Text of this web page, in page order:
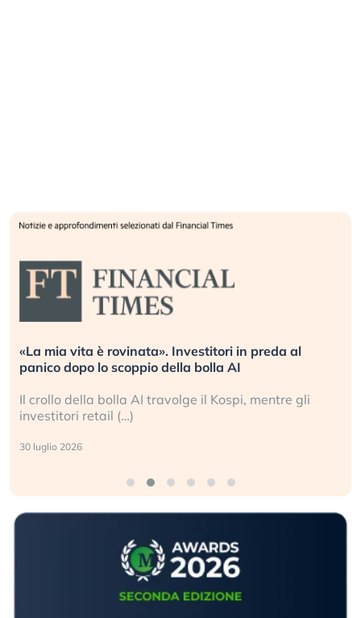
«La mia vita è rovinata». Investitori in preda al
panico dopo lo scoppio della bolla AI
Il crollo della bolla AI travolge il Kospi, mentre gli
investitori retail (…)
30 luglio 2026